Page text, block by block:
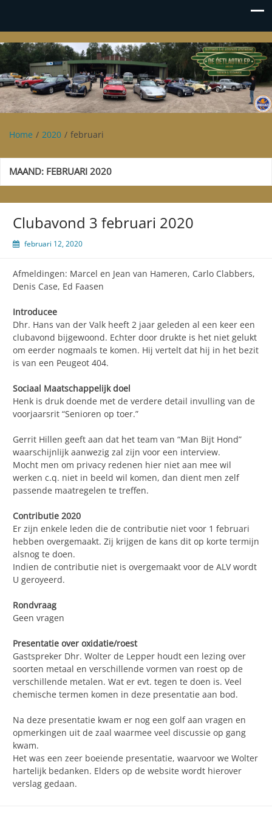
Oetlaotklep
Oldtimer en klassieker vereniging De Oetlaotklep
Home 2020 februari
MAAND: FEBRUARI 2020
Clubavond 3 februari 2020
februari 12, 2020
Afmeldingen: Marcel en Jean van Hameren, Carlo Clabbers,
Denis Case, Ed Faasen
Introducee
Dhr. Hans van der Valk heeft 2 jaar geleden al een keer een
clubavond bijgewoond. Echter door drukte is het niet gelukt
om eerder nogmaals te komen. Hij vertelt dat hij in het bezit
is van een Peugeot 404.
Sociaal Maatschappelijk doel
Henk is druk doende met de verdere detail invulling van de
voorjaarsrit “Senioren op toer.”
Gerrit Hillen geeft aan dat het team van “Man Bijt Hond”
waarschijnlijk aanwezig zal zijn voor een interview.
Mocht men om privacy redenen hier niet aan mee wil
werken c.q. niet in beeld wil komen, dan dient men zelf
passende maatregelen te treffen.
Contributie 2020
Er zijn enkele leden die de contributie niet voor 1 februari
hebben overgemaakt. Zij krijgen de kans dit op korte termijn
alsnog te doen.
Indien de contributie niet is overgemaakt voor de ALV wordt
U geroyeerd.
Rondvraag
Geen vragen
Presentatie over oxidatie/roest
Gastspreker Dhr. Wolter de Lepper houdt een lezing over
soorten metaal en verschillende vormen van roest op de
verschillende metalen. Wat er evt. tegen te doen is. Veel
chemische termen komen in deze presentatie aan bod.
Na deze presentatie kwam er nog een golf aan vragen en
opmerkingen uit de zaal waarmee veel discussie op gang
kwam.
Het was een zeer boeiende presentatie, waarvoor we Wolter
hartelijk bedanken. Elders op de website wordt hierover
verslag gedaan.